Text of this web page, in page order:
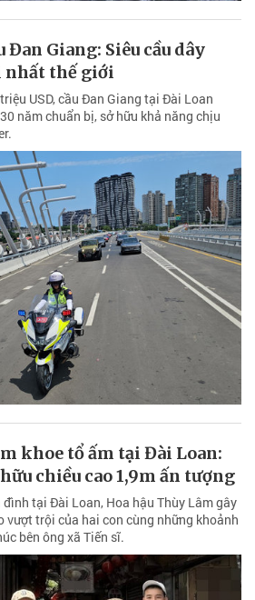
Giang: Siêu cầu dây
nhất thế giới
USD, cầu Đan Giang tại Đài Loan
năm chuẩn bị, sở hữu khả năng chịu
khoe tổ ấm tại Đài Loan:
chiều cao 1,9m ấn tượng
tại Đài Loan, Hoa hậu Thùy Lâm gây
vượt trội của hai con cùng những khoảnh
bên ông xã Tiến sĩ.